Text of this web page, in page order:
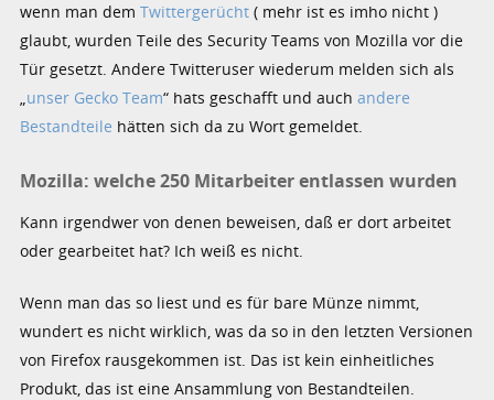
wenn man demTwittergerücht ( mehr ist es imho nicht )
glaubt, wurden Teile des Security Teams von Mozilla vor die
Tür gesetzt. Andere Twitteruser wiederum melden sich als
„unser Gecko Team“ hats geschafft und auchandere
Bestandteile hätten sich da zu Wort gemeldet.
Mozilla: welche 250 Mitarbeiter entlassen wurden
Kann irgendwer von denen beweisen, daß er dort arbeitet
oder gearbeitet hat? Ich weiß es nicht.
Wenn man das so liest und es für bare Münze nimmt,
wundert es nicht wirklich, was da so in den letzten Versionen
von Firefox rausgekommen ist. Das ist kein einheitliches
Produkt, das ist eine Ansammlung von Bestandteilen.